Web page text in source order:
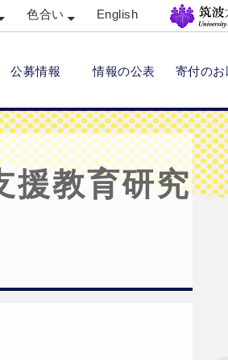
色合い English
公募情報 情報の公表 寄付のお
援教育研究